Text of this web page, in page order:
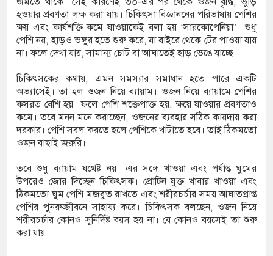
অনুমোদনহীন দই, মিষ্টি ও ঘি বিক্রেতাকে
বোতল স্ক্যাফসহ নারী মাদক কারবারি গ্রেপ্তার
হওয়ার প্রবণতা লক্ষ করা যায়। চিকিৎসা বিজ্ঞাননের পরিভাষায় পেশির
ক্ষয় এবং কার্যশক্তি কমে যাওয়াকেই বলা হয় ‘সারকোপেনিয়া’। শুধু
পেশি নয়, হাড়ও ভঙ্গুর হতে শুরু করে, যা বাইরে থেকে টের পাওয়া যায়
না। ফলে দেখা যায়, সামান্য চোট বা আঘাতেই হাড় ভেঙে যাচ্ছে।
চিকিৎসকের কথায়, এমন সমস্যার সমাধান হতে পারে একটি
অভ্যাসেই। তা হল ওজন নিয়ে ব্যায়াম। ওজন নিয়ে ব্যায়ামে পেশির
কসরত বেশি হয়। ফলে পেশি শক্তেপাক্ত হয়, ক্ষয়ে যাওয়ার প্রবণতাও
কমে। তবে মনন মনে করাচ্ছেন, ওজনের ব্যবহার সঠিক কায়দায় করা
দরকার। পেশি সবল করতে হলে পেশিকে খাটাতে হবে। তাই ঠিকমতো
ওজন বাছাই জরুরি।
তবে শুধু ব্যায়াম যথেষ্ট নয়। এর সঙ্গে খাওয়া এবং পর্যাপ্ত ঘুমের
উপরেও জোর দিচ্ছেন চিকিৎসক। প্রোটিন যুক্ত খাবার খাওয়া এবং
ঠিকমতো ঘুম পেশি মজবুত রাখতে এবং শরীরচর্চার সময় আঘাতপ্রাপ্ত
পেশির পুনরুজ্জীবনে সাহায্য করে। চিকিৎসক বলছেন, ওজন নিয়ে
শরীরচর্চার কোনও সুনির্দিষ্ট বয়স হয় না। যে কোনও বয়সেই তা শুরু
করা যায়।